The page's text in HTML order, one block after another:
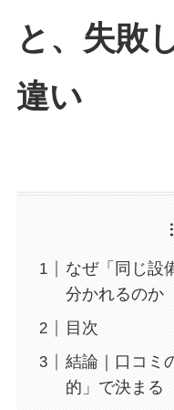
と、失敗
違い
なぜ「同じ設
分かれるのか
目次
結論｜口コミ
的」で決まる